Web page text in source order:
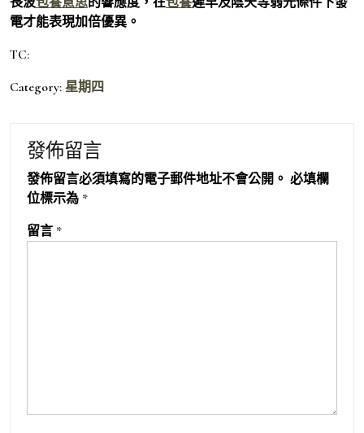
電才能表現加倍優異。
TC:
Category: 星期四
發佈留言
發佈留言必須填寫的電子郵件地址不會公開。 必填欄
位標示為 *
留言 *